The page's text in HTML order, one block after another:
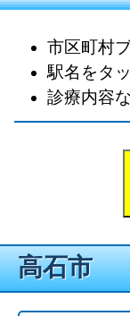
市区町村
駅名をタ
診療内容
高石市